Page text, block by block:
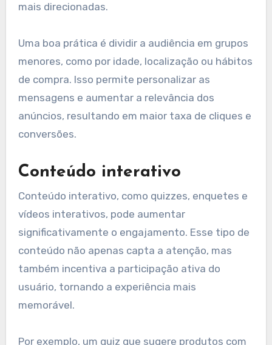
garantir que os anúncios sejam exibidos para as
características demográficas, interesses e
comportamentos do público-alvo. Utilizar
ferramentas de análise de dados pode ajudar a
criar perfis detalhados, permitindo campanhas
mais direcionadas.
menores, como por idade, localização ou hábitos
mensagens e aumentar a relevância dos
anúncios, resultando em maior taxa de cliques e
conversões.
Conteúdo interativo
Conteúdo interativo, como quizzes, enquetes e
significativamente o engajamento. Esse tipo de